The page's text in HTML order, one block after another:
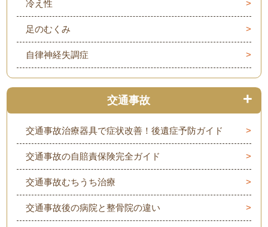
冷え性
足のむくみ
自律神経失調症
交通事故
交通事故治療器具で症状改善！後遺症予防ガイド
交通事故の自賠責保険完全ガイド
交通事故むちうち治療
交通事故後の病院と整骨院の違い